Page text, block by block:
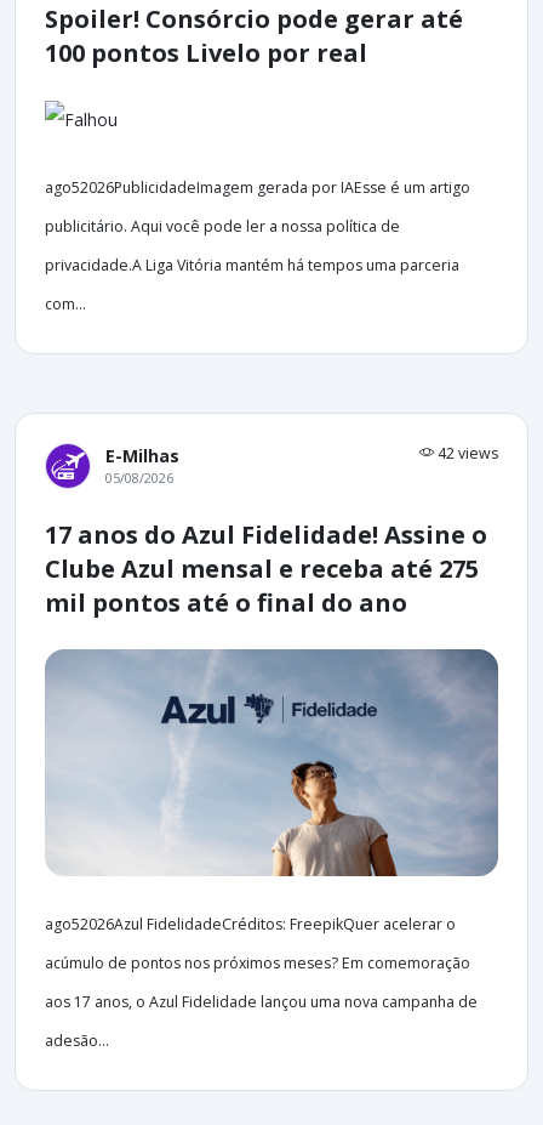
Spoiler! Consórcio pode gerar até
100 pontos Livelo por real
ago52026PublicidadeImagem gerada por IAEsse é um artigo
publicitário. Aqui você pode ler a nossa política de
privacidade.A Liga Vitória mantém há tempos uma parceria
com...
E-Milhas 42 views
05/08/2026
17 anos do Azul Fidelidade! Assine o
Clube Azul mensal e receba até 275
mil pontos até o final do ano
ago52026Azul FidelidadeCréditos: FreepikQuer acelerar o
acúmulo de pontos nos próximos meses? Em comemoração
aos 17 anos, o Azul Fidelidade lançou uma nova campanha de
adesão...